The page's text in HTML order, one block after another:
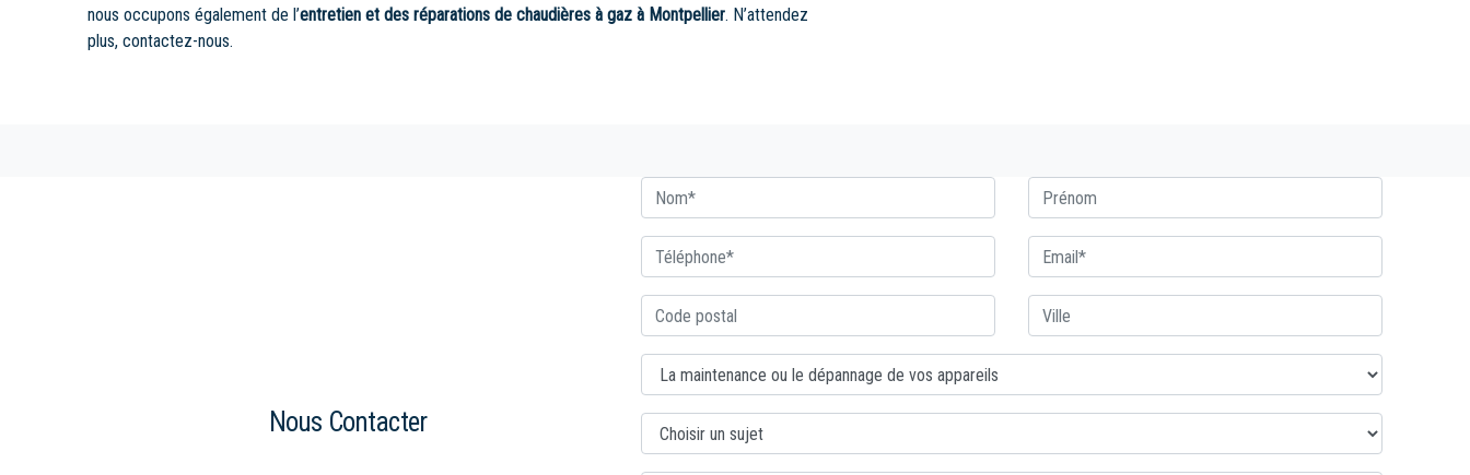
nous occupons également de l’entretien et des réparations de chaudières à gaz à Montpellier. N’attendez
plus, contactez-nous.
Nous Contacter